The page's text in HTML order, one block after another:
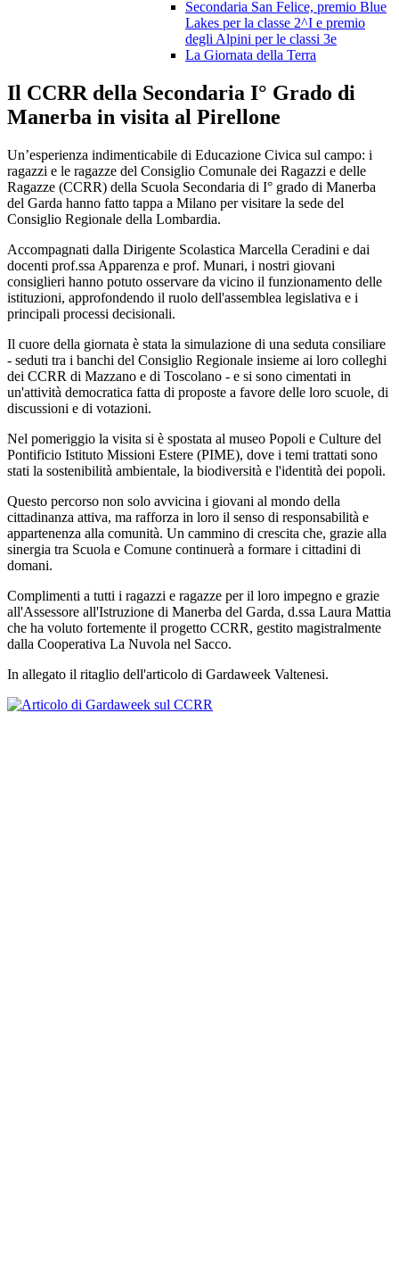
Secondaria San Felice, premio Blue
Lakes per la classe 2^I e premio
degli Alpini per le classi 3e
La Giornata della Terra
Il CCRR della Secondaria I° Grado di
Manerba in visita al Pirellone
Un’esperienza indimenticabile di Educazione Civica sul campo: i
ragazzi e le ragazze del Consiglio Comunale dei Ragazzi e delle
Ragazze (CCRR) della Scuola Secondaria di I° grado di Manerba
del Garda hanno fatto tappa a Milano per visitare la sede del
Consiglio Regionale della Lombardia.
Accompagnati dalla Dirigente Scolastica Marcella Ceradini e dai
docenti prof.ssa Apparenza e prof. Munari, i nostri giovani
consiglieri hanno potuto osservare da vicino il funzionamento delle
istituzioni, approfondendo il ruolo dell'assemblea legislativa e i
principali processi decisionali.
Il cuore della giornata è stata la simulazione di una seduta consiliare
- seduti tra i banchi del Consiglio Regionale insieme ai loro colleghi
dei CCRR di Mazzano e di Toscolano - e si sono cimentati in
un'attività democratica fatta di proposte a favore delle loro scuole, di
discussioni e di votazioni.
Nel pomeriggio la visita si è spostata al museo Popoli e Culture del
Pontificio Istituto Missioni Estere (PIME), dove i temi trattati sono
stati la sostenibilità ambientale, la biodiversità e l'identità dei popoli.
Questo percorso non solo avvicina i giovani al mondo della
cittadinanza attiva, ma rafforza in loro il senso di responsabilità e
appartenenza alla comunità. Un cammino di crescita che, grazie alla
sinergia tra Scuola e Comune continuerà a formare i cittadini di
domani.
Complimenti a tutti i ragazzi e ragazze per il loro impegno e grazie
all'Assessore all'Istruzione di Manerba del Garda, d.ssa Laura Mattia
che ha voluto fortemente il progetto CCRR, gestito magistralmente
dalla Cooperativa La Nuvola nel Sacco.
In allegato il ritaglio dell'articolo di Gardaweek Valtenesi.